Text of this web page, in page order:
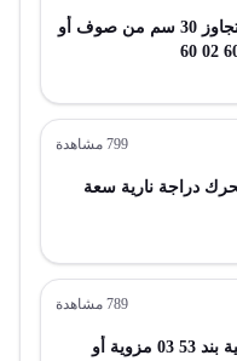
أقمشة مصنرة أو كروشيه عرض لا يتجاوز 30 سم من صوف أو
799 مشاهدة
دراجة نارية سعة
789 مشاهدة
خيوط من جوت أو ألياف نسجية لحائية بند 53 03 مزوية أو